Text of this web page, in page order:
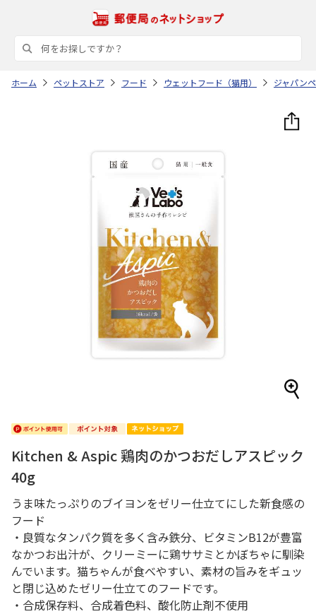
ホーム ペットストア フード ウェットフード（猫用） ジャパン
Kitchen & Aspic 鶏肉のかつおだしアスピック
40g
うま味たっぷりのブイヨンをゼリー仕立てにした新食感の
フード
・良質なタンパク質を多く含み鉄分、ビタミンB12が豊富
なかつお出汁が、クリーミーに鶏ササミとかぼちゃに馴染
んでいます。猫ちゃんが食べやすい、素材の旨みをギュッ
と閉じ込めたゼリー仕立てのフードです。
・合成保存料、合成着色料、酸化防止剤不使用